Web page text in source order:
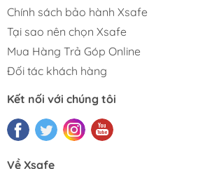
Chính sách bảo hành Xsafe
Tại sao nên chọn Xsafe
Mua Hàng Trả Góp Online
Đối tác khách hàng
Kết nối với chúng tôi
Về Xsafe